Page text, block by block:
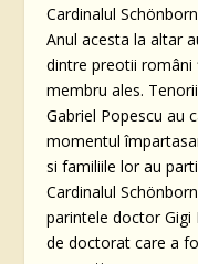
Cardinalul
Anul acesta la altar
dintre preotii români
membru ales.
Gabriel Popescu au
momentul
si familiile lor au
Cardinalul
parintele doctor Gigi
de doctorat care a